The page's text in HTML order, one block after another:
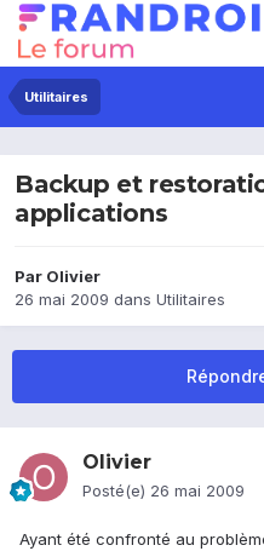
Utilitaires
Backup et
applications
Par Olivier
26 mai 2009 dans Utilitaires
Olivier
Posté(e) 26 mai 2009
Ayant été confronté au